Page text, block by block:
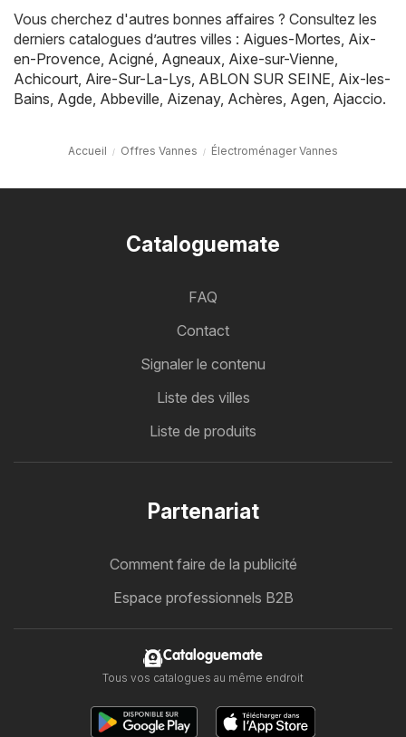
Vous cherchez d'autres bonnes affaires ? Consultez les
derniers catalogues d’autres villes : Aigues-Mortes Aix-
en-Provence Acigné Agneaux Aixe-sur-Vienne
Achicourt Aire-Sur-La-Lys ABLON SUR SEINE Aix-les-
Bains Agde Abbeville Aizenay, Achères Agen Ajaccio.
Accueil Offres Vannes Électroménager Vannes
Cataloguemate
FAQ
Contact
Signaler le contenu
Liste des villes
Liste de produits
Partenariat
Comment faire de la publicité
Espace professionnels B2B
Cataloguemate
Tous vos catalogues au même endroit